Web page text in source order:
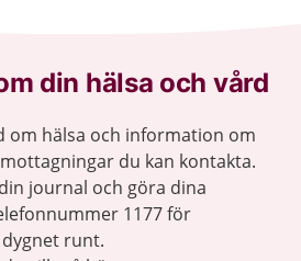
din hälsa och vård
om hälsa och information om
du kan kontakta.
journal och göra dina
1177 för
runt.